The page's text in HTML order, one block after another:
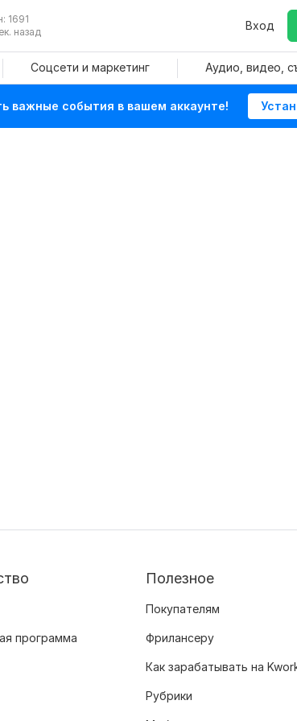
1691
назад
Вход
Соцсети и маркетинг Аудио, видео,
важные события в вашем аккаунте!
программа
Полезное
Покупателям
Фрилансеру
Как зарабатывать на
Рубрики